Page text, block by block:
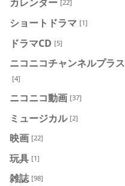
[22]
ショートドラマ [1]
ドラマCD [5]
ニコニコチャンネルプラス
[4]
ニコニコ動画 [37]
ミュージカル [2]
映画 [22]
玩具 [1]
雑誌 [98]